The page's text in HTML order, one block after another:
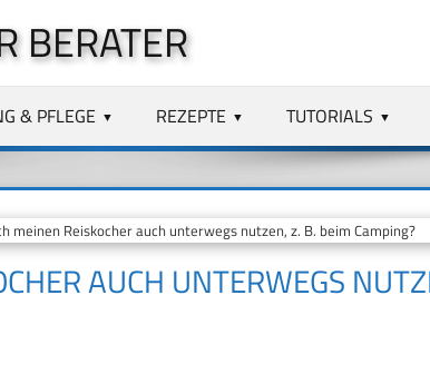
BERATER
& PFLEGE REZEPTE TUTORIALS
meinen Reiskocher auch unterwegs nutzen, z. B. beim Camping?
AUCH UNTERWEGS